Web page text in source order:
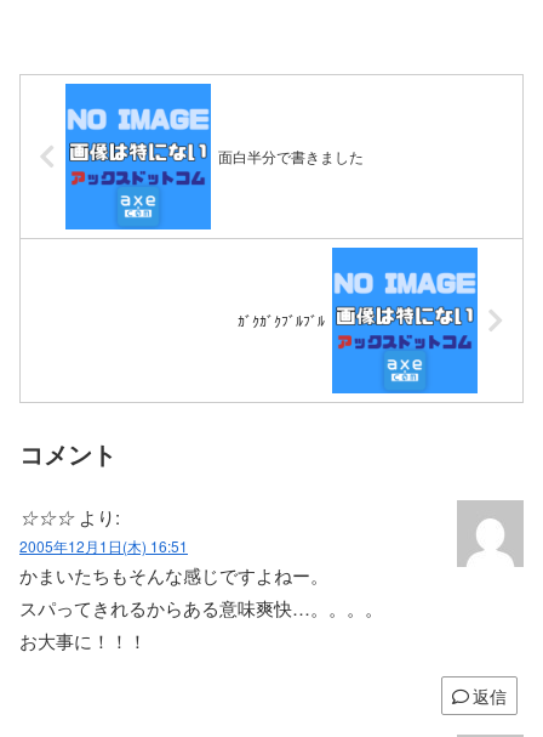
面白半分で書きました
ｶﾞｸｶﾞｸﾌﾞﾙﾌﾞﾙ
コメント
☆☆☆ より:
2005年12月1日(木) 16:51
かまいたちもそんな感じですよねー。
スパってきれるからある意味爽快…。。。。
お大事に！！！
返信